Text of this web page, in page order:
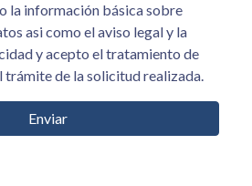
y la
de
trámite de la solicitud realizada.
Enviar